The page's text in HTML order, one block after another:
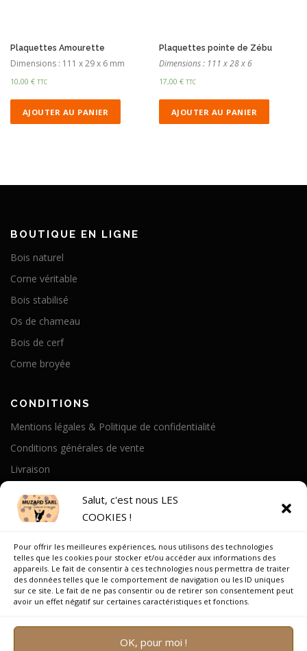
Salut, c'est nous LES
COOKIES !
Pour offrir les meilleures expériences, nous utilisons des technologies
telles que les cookies pour stocker et/ou accéder aux informations des
appareils. Le fait de consentir à ces technologies nous permettra de traiter
des données telles que le comportement de navigation ou les ID uniques
sur ce site. Le fait de ne pas consentir ou de retirer son consentement peut
avoir un effet négatif sur certaines caractéristiques et fonctions.
OK, pour moi !
Plaquettes Amourette
Dimensions : 111 x 29 x 6 mm
10,00 € TTC
AJOUTER AU PANIER
Plaquettes pointe de Zébu
Dimensions : 111 x 28 x 6
17,00€ TTC
AJOUTER AU PANIER
BOUTIQUE EN LIGNE
Bois naturel
Corne véritable
Bois stabilisé
Os de chameau
Bois de cerf
Corne broyée
CONDITIONS
Mentions légales & Politique de confidentialité
Conditions générales de vente
Livraison
Notre Histoire
On parle de nous
Recrutement